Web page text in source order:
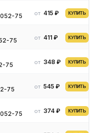
обрабатываемого
электроды с наличием
следующие
75
от 415 ₽ КУПИТЬ
75
от 411 ₽ КУПИТЬ
75
от 348 ₽ КУПИТЬ
75
от 545 ₽ КУПИТЬ
75
от 374 ₽ КУПИТЬ